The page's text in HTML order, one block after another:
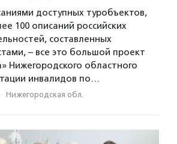
доступных туробъектов,
100 описаний российских
составленных
– все это большой проект
Нижегородского областного
инвалидов по…
· Нижегородская обл.